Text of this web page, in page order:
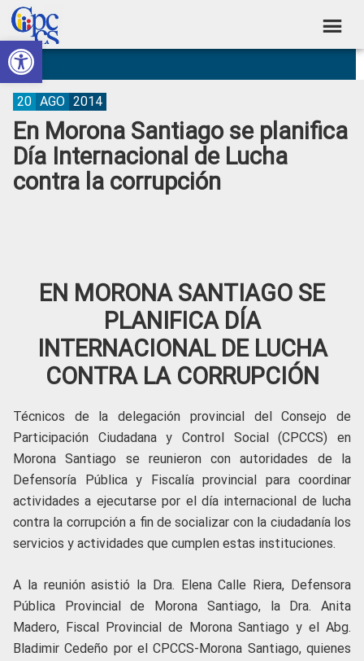
Abrir barra de herramientas
Skip
to
primary
navigation
Skip
to
main
content
Skip
to
primary
sidebar
Skip
to
footer
Consejo
de
Participación
Ciudadana
Control
Construyendo
Poder
Ciudadano
En Morona Santiago se planifica
Día Internacional de Lucha
contra la corrupción
20 AGO 2014
EN MORONA SANTIAGO SE
PLANIFICA DÍA
INTERNACIONAL DE LUCHA
CONTRA LA CORRUPCIÓN
Técnicos de la delegación provincial del Consejo de
Participación Ciudadana y Control Social (CPCCS) en
Morona Santiago se reunieron con autoridades de la
Defensoría Pública y Fiscalía provincial para coordinar
actividades a ejecutarse por el día internacional de lucha
contra la corrupción a fin de socializar con la ciudadanía los
servicios y actividades que cumplen estas instituciones.
A la reunión asistió la Dra. Elena Calle Riera, Defensora
Pública Provincial de Morona Santiago, la Dra. Anita
Madero, Fiscal Provincial de Morona Santiago y el Abg.
Bladimir Cedeño por el CPCCS-Morona Santiago, quienes